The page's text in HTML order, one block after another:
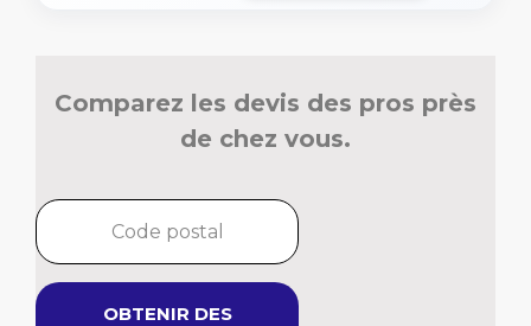
Comparez les devis des pros près
de chez vous.
OBTENIR DES